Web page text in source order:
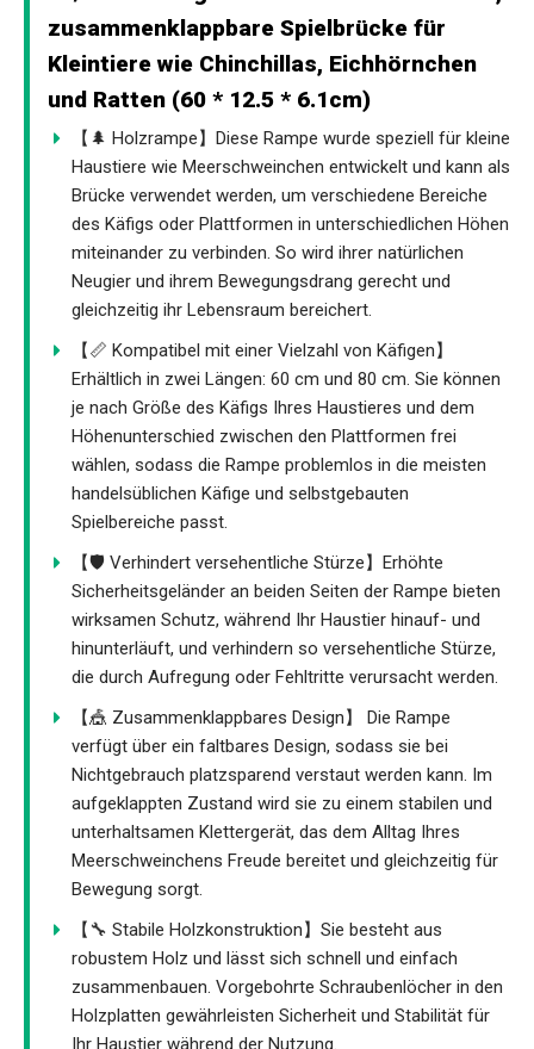
zusammenklappbare Spielbrücke für
Kleintiere wie Chinchillas, Eichhörnchen
und Ratten (60 * 12.5 * 6.1cm)
【🌲 Holzrampe】Diese Rampe wurde speziell für kleine
Haustiere wie Meerschweinchen entwickelt und kann als
Brücke verwendet werden, um verschiedene Bereiche
des Käfigs oder Plattformen in unterschiedlichen Höhen
miteinander zu verbinden. So wird ihrer natürlichen
Neugier und ihrem Bewegungsdrang gerecht und
gleichzeitig ihr Lebensraum bereichert.
【📏 Kompatibel mit einer Vielzahl von Käfigen】
Erhältlich in zwei Längen: 60 cm und 80 cm. Sie können
je nach Größe des Käfigs Ihres Haustieres und dem
Höhenunterschied zwischen den Plattformen frei
wählen, sodass die Rampe problemlos in die meisten
handelsüblichen Käfige und selbstgebauten
Spielbereiche passt.
【🛡️ Verhindert versehentliche Stürze】Erhöhte
Sicherheitsgeländer an beiden Seiten der Rampe bieten
wirksamen Schutz, während Ihr Haustier hinauf- und
hinunterläuft, und verhindern so versehentliche Stürze,
die durch Aufregung oder Fehltritte verursacht werden.
【🎪 Zusammenklappbares Design】 Die Rampe
verfügt über ein faltbares Design, sodass sie bei
Nichtgebrauch platzsparend verstaut werden kann. Im
aufgeklappten Zustand wird sie zu einem stabilen und
unterhaltsamen Klettergerät, das dem Alltag Ihres
Meerschweinchens Freude bereitet und gleichzeitig für
Bewegung sorgt.
【🔧 Stabile Holzkonstruktion】Sie besteht aus
robustem Holz und lässt sich schnell und einfach
zusammenbauen. Vorgebohrte Schraubenlöcher in den
Holzplatten gewährleisten Sicherheit und Stabilität für
Ihr Haustier während der Nutzung.